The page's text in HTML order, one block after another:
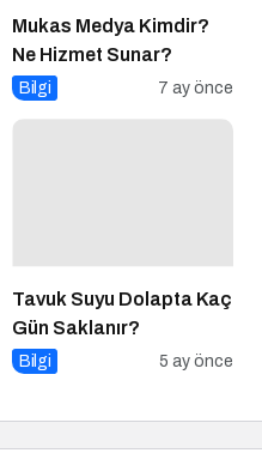
Mukas Medya Kimdir?
Ne Hizmet Sunar?
Bilgi 7 ay önce
Tavuk Suyu Dolapta Kaç
Gün Saklanır?
Bilgi 5 ay önce